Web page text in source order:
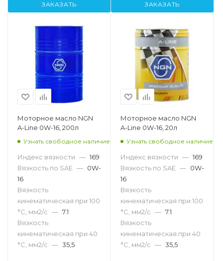
ЗАКАЗАТЬ ЗАКАЗАТЬ
Моторное масло NGN
A-Line 0W-16, 200л
Узнать свободное наличие
Индекс вязкости — 169
Вязкость по SAE — 0W-
16
Вязкость
кинематическая при 100
°С, мм2/с — 7.1
Вязкость
кинематическая при 40
°С, мм2/с — 35,5
Моторное масло NGN
A-Line 0W-16, 20л
Узнать свободное наличие
Индекс вязкости — 169
Вязкость по SAE — 0W-
16
Вязкость
кинематическая при 100
°С, мм2/с — 7.1
Вязкость
кинематическая при 40
°С, мм2/с — 35,5